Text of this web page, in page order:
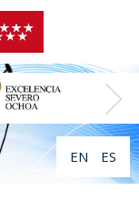
EN ES